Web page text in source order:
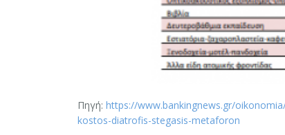
Πηγή: https://www.bankingnews.gr/
kostos-diatrofis-stegasis-metaforon